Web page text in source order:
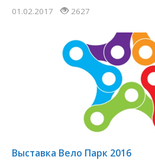
01.02.2017
2627
​Выставка Вело Парк 2016